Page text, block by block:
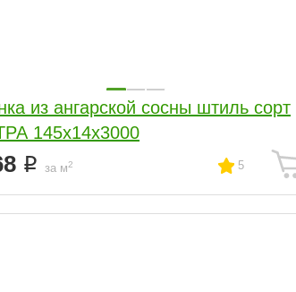
из ангарской сосны штиль сорт
145x14x3000
за м2 5